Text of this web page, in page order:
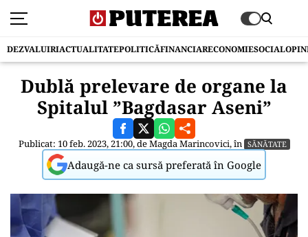
DEZVALUIRIACTUALITATEPOLITICĂFINANCIARECONOMIESOCIAL
Dublă prelevare de organe la
Spitalul ”Bagdasar Aseni”
Publicat: 10 feb. 2023, 21:00, deMagda Marincovici, în SĂNĂTATE
Adaugă-ne ca sursă preferată în Google